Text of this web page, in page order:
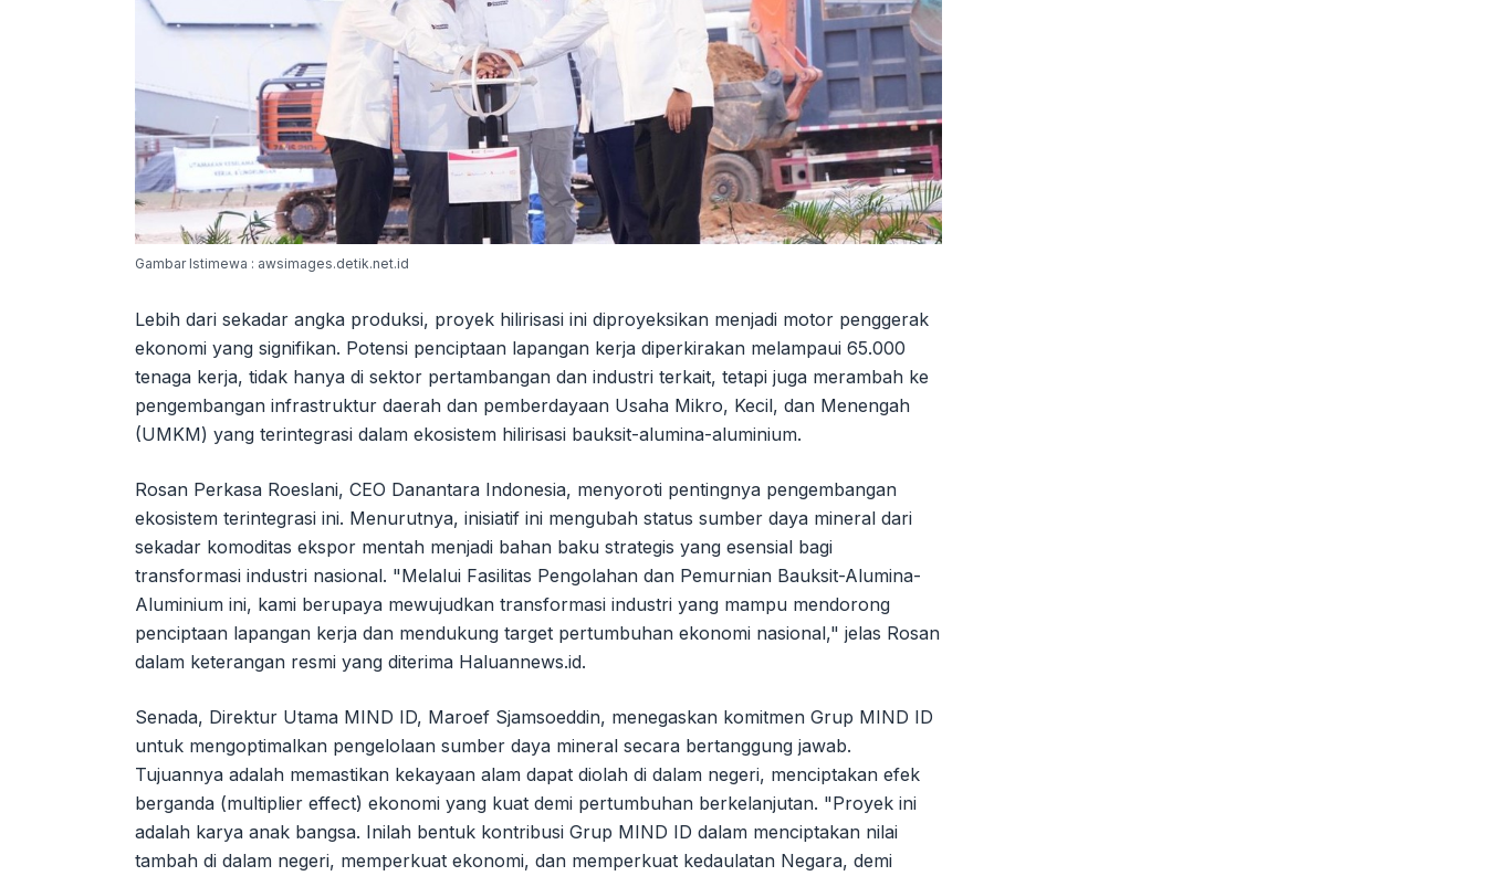
Gambar Istimewa : awsimages.detik.net.id
Lebih dari sekadar angka produksi, proyek hilirisasi ini diproyeksikan menjadi motor penggerak
ekonomi yang signifikan. Potensi penciptaan lapangan kerja diperkirakan melampaui 65.000
tenaga kerja, tidak hanya di sektor pertambangan dan industri terkait, tetapi juga merambah ke
pengembangan infrastruktur daerah dan pemberdayaan Usaha Mikro, Kecil, dan Menengah
(UMKM) yang terintegrasi dalam ekosistem hilirisasi bauksit-alumina-aluminium.
Rosan Perkasa Roeslani, CEO Danantara Indonesia, menyoroti pentingnya pengembangan
ekosistem terintegrasi ini. Menurutnya, inisiatif ini mengubah status sumber daya mineral dari
sekadar komoditas ekspor mentah menjadi bahan baku strategis yang esensial bagi
transformasi industri nasional. "Melalui Fasilitas Pengolahan dan Pemurnian Bauksit-Alumina-
Aluminium ini, kami berupaya mewujudkan transformasi industri yang mampu mendorong
penciptaan lapangan kerja dan mendukung target pertumbuhan ekonomi nasional," jelas Rosan
dalam keterangan resmi yang diterima Haluannews.id.
Senada, Direktur Utama MIND ID, Maroef Sjamsoeddin, menegaskan komitmen Grup MIND ID
untuk mengoptimalkan pengelolaan sumber daya mineral secara bertanggung jawab.
Tujuannya adalah memastikan kekayaan alam dapat diolah di dalam negeri, menciptakan efek
berganda (multiplier effect) ekonomi yang kuat demi pertumbuhan berkelanjutan. "Proyek ini
adalah karya anak bangsa. Inilah bentuk kontribusi Grup MIND ID dalam menciptakan nilai
tambah di dalam negeri, memperkuat ekonomi, dan memperkuat kedaulatan Negara, demi